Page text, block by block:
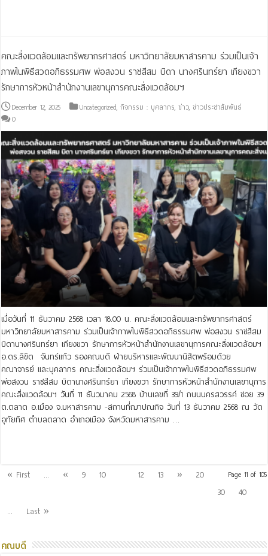
คณะสิ่งแวดล้อมและทรัพยากรศาสตร์ มหาวิทยาลัยมหาสารคาม ร่วมเป็นเจ้า
ภาพในพิธีสวดอภิธรรมศพ พ่อสงวน ราชสีสม บิดา นางศรินทร์ยา เกียงขวา
รักษาการหัวหน้าสำนักงานเลขานุการคณะสิ่งแวดล้อมฯ
December 12, 2025 Uncategorized,กิจกรรม : บุคลากร,ข่าว,ข่าวประชาสัมพันธ์
0
เมื่อวันที่ 11 ธันวาคม 2568 เวลา 18.00 น. คณะสิ่งแวดล้อมและทรัพยากรศาสตร์
มหาวิทยาลัยมหาสารคาม ร่วมเป็นเจ้าภาพในพิธีสวดอภิธรรมศพ พ่อสงวน ราชสีสม
บิดานางศรินทร์ยา เกียงขวา รักษาการหัวหน้าสำนักงานเลขานุการคณะสิ่งแวดล้อมฯ
อ.ดร.ลิขิต จันทร์แก้ว รองคณบดี ฝ่ายบริหารและพัฒนานิสิตพร้อมด้วย
คณาจารย์ และบุคลากร คณะสิ่งแวดล้อมฯ ร่วมเป็นเจ้าภาพในพิธีสวดอภิธรรมศพ
พ่อสงวน ราชสีสม บิดานางศรินทร์ยา เกียงขวา รักษาการหัวหน้าสำนักงานเลขานุการ
คณะสิ่งแวดล้อมฯ วันที่ 11 ธันวมาคม 2568 บ้านเลขที่ 39/1 ถนนนครสวรรค์ ซอย 39
ต.ตลาด อ.เมือง จ.มหาสารคาม -สถานที่ฌาปณกิจ วันที่ 13 ธันวาคม 2568 ณ วัด
อุทัยทิศ ตำบลตลาด อำเภอเมือง จังหวัดมหาสารคาม …
Page 11 of 105
« First ... « 9 10 12 13 »
20
30
40
...
Last »
คณบดี